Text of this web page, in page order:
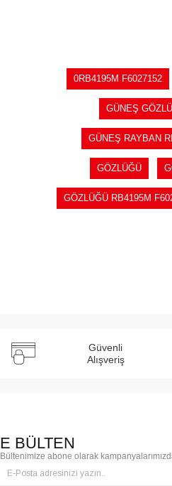
0RB4195M F6027152
GÜNEŞ
GÜNEŞ RAYBAN
GÖZLÜĞÜ
GÖZLÜĞÜ RB4195M
Güvenli
Alışveriş
E BÜLTEN
Bültenimize abone olarak